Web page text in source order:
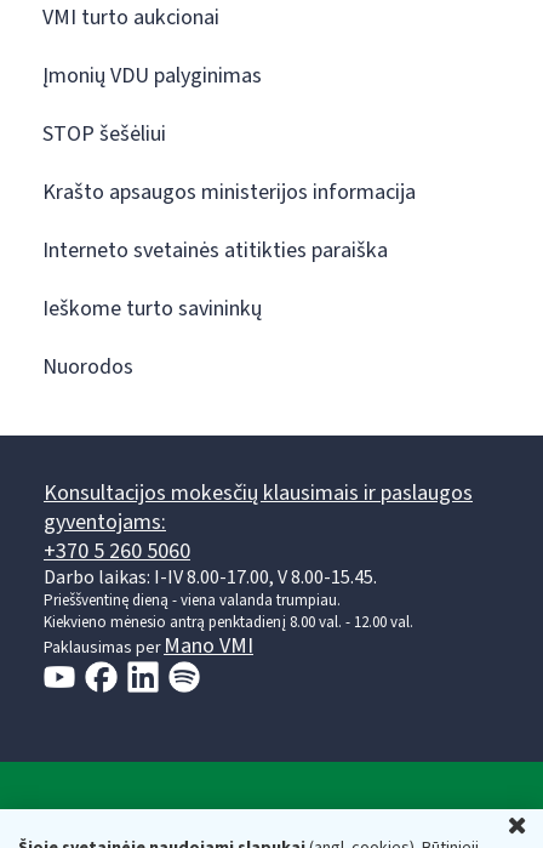
VMI turto aukcionai
Įmonių VDU palyginimas
STOP šešėliui
Krašto apsaugos ministerijos informacija
Interneto svetainės atitikties paraiška
Ieškome turto savininkų
Nuorodos
Konsultacijos mokesčių klausimais ir paslaugos
gyventojams:
+370 5 260 5060
Darbo laikas: I-IV 8.00-17.00, V 8.00-15.45.
Prieššventinę dieną - viena valanda trumpiau.
Kiekvieno mėnesio antrą penktadienį 8.00 val. - 12.00 val.
Paklausimas per Mano VMI